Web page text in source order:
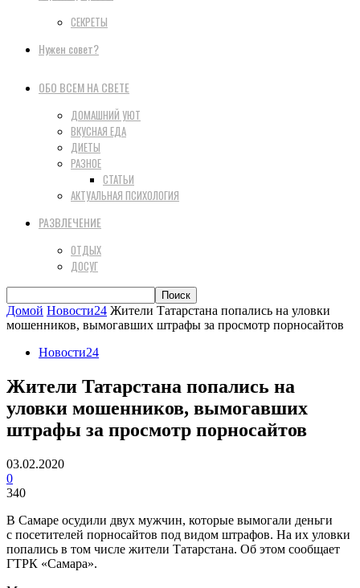
СЕКРЕТЫ
Нужен совет?
ОБО ВСЕМ НА СВЕТЕ
ДОМАШНИЙ УЮТ
ВКУСНАЯ ЕДА
ДИЕТЫ
РАЗНОЕ
СТАТЬИ
АКТУАЛЬНАЯ ПСИХОЛОГИЯ
РАЗВЛЕЧЕНИЕ
ОТДЫХ
ДОСУГ
Домой Новости24 Жители Татарстана попались на уловки
мошенников, вымогавших штрафы за просмотр порносайтов
Новости24
Жители Татарстана попались на
уловки мошенников, вымогавших
штрафы за просмотр порносайтов
03.02.2020
0
340
В Самаре осудили двух мужчин, которые вымогали деньги
с посетителей порносайтов под видом штрафов. На их уловки
попались в том числе жители Татарстана. Об этом сообщает
ГТРК «Самара».